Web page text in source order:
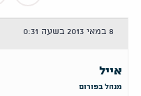
8 במאי 2013 בשעה 0:31
אייל
מנהל בפורום